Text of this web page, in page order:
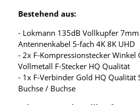
Bestehend aus:
- Lokmann 135dB Vollkupfer 7mm
Antennenkabel 5-fach 4K 8K UHD
- 2x F-Kompressionstecker
Vollmetall F-Stecker HQ Qualität
- 1x F-Verbinder Gold HQ Qualität
Buchse / Buchse